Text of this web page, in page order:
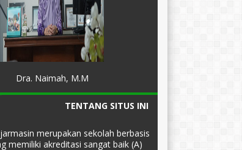
Dra. Naimah, M.M
TENTANG SITUS INI
merupakan sekolah berbasis
memiliki akreditasi sangat baik (A)